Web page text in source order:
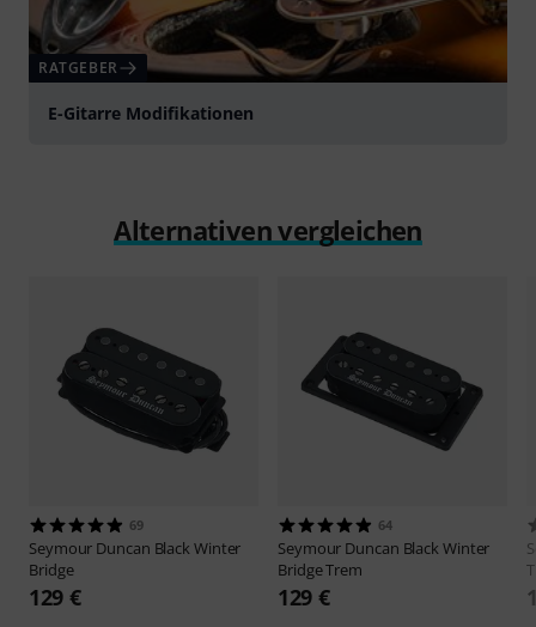
RATGEBER
E-Gitarre Modifikationen
Alternativen vergleichen
69
Seymour Duncan Black Winter
Bridge
129 €
64
Seymour Duncan Black Winter
Bridge Trem
129 €